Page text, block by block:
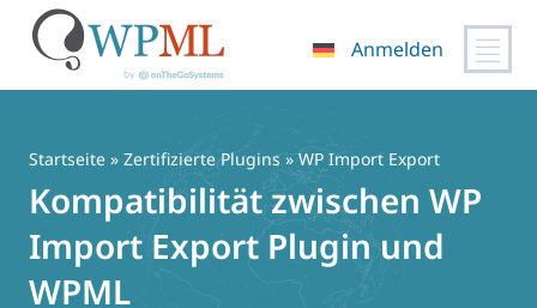
springen
Anmelden
Startseite » Zertifizierte Plugins » WP Import Export
Kompatibilität zwischen WP
Import Export Plugin und
WPML